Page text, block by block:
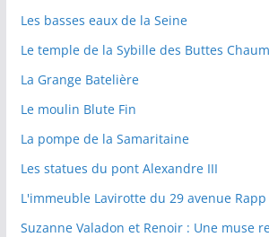
Les basses eaux de la Seine
Le temple de la Sybille des Buttes
La Grange Batelière
Le moulin Blute Fin
La pompe de la Samaritaine
Les statues du pont Alexandre III
L'immeuble Lavirotte du 29 avenue Rapp
Suzanne Valadon et Renoir : Une muse